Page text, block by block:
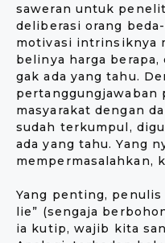
saweran untuk
deliberasi orang
motivasi intrinsiknya
belinya harga berapa,
gak ada yang tahu.
pertanggungjawaban
masyarakat dengan
sudah terkumpul,
ada yang tahu. Yang
mempermasalahkan,
Yang penting,
lie” (sengaja
ia kutip, wajib kita